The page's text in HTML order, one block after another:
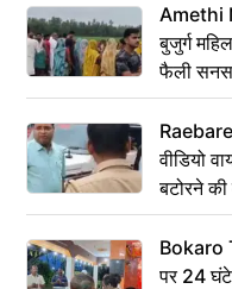
Amethi
बुजुर्ग
फैली
वीडियो
बटोरने
Bokaro
पर 24